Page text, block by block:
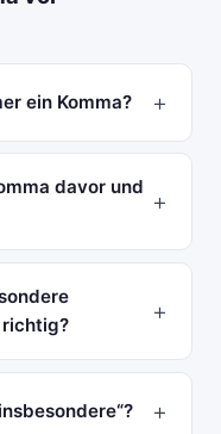
ein Komma?
davor und
richtig?